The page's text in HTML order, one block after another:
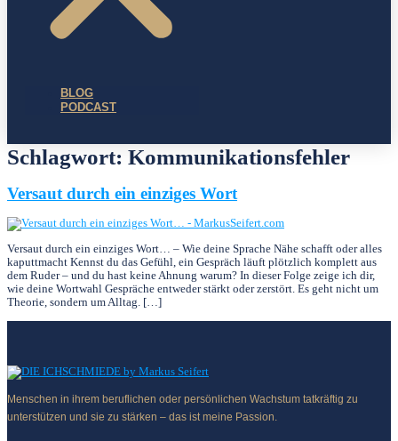
BLOG
PODCAST
Schlagwort: Kommunikationsfehler
Versaut durch ein einziges Wort
Versaut durch ein einziges Wort… – Wie deine Sprache Nähe schafft oder alles
kaputtmacht Kennst du das Gefühl, ein Gespräch läuft plötzlich komplett aus
dem Ruder – und du hast keine Ahnung warum? In dieser Folge zeige ich dir,
wie deine Wortwahl Gespräche entweder stärkt oder zerstört. Es geht nicht um
Theorie, sondern um Alltag. […]
Menschen in ihrem beruflichen oder persönlichen Wachstum tatkräftig zu
unterstützen und sie zu stärken – das ist meine Passion.